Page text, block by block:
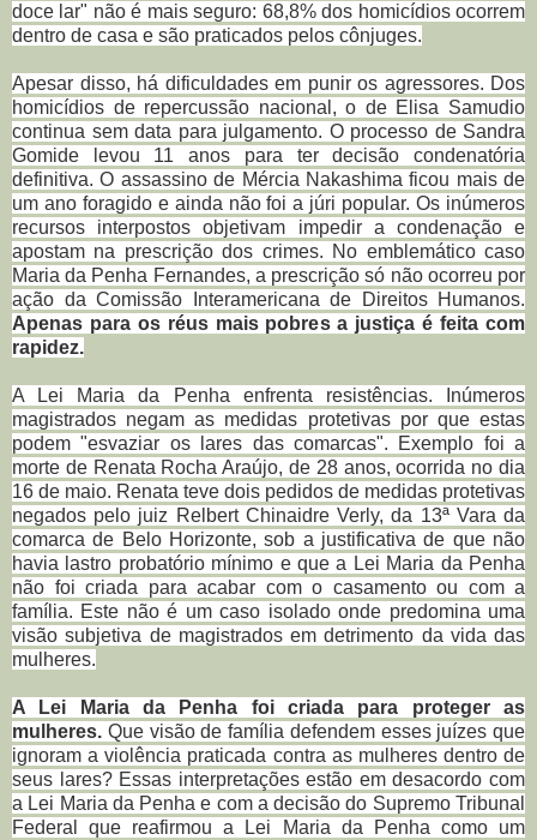
doce lar" não é mais seguro: 68,8% dos homicídios ocorrem
dentro de casa e são praticados pelos cônjuges.
Apesar disso, há dificuldades em punir os agressores. Dos
homicídios de repercussão nacional, o de Elisa Samudio
continua sem data para julgamento. O processo de Sandra
Gomide levou 11 anos para ter decisão condenatória
definitiva. O assassino de Mércia Nakashima ficou mais de
um ano foragido e ainda não foi a júri popular. Os inúmeros
recursos interpostos objetivam impedir a condenação e
apostam na prescrição dos crimes. No emblemático caso
Maria da Penha Fernandes, a prescrição só não ocorreu por
ação da Comissão Interamericana de Direitos Humanos.
Apenas para os réus mais pobres a justiça é feita com
rapidez.
A Lei Maria da Penha enfrenta resistências. Inúmeros
magistrados negam as medidas protetivas por que estas
podem "esvaziar os lares das comarcas". Exemplo foi a
morte de Renata Rocha Araújo, de 28 anos, ocorrida no dia
16 de maio. Renata teve dois pedidos de medidas protetivas
negados pelo juiz Relbert Chinaidre Verly, da 13ª Vara da
comarca de Belo Horizonte, sob a justificativa de que não
havia lastro probatório mínimo e que a Lei Maria da Penha
não foi criada para acabar com o casamento ou com a
família. Este não é um caso isolado onde predomina uma
visão subjetiva de magistrados em detrimento da vida das
mulheres.
A Lei Maria da Penha foi criada para proteger as
mulheres. Que visão de família defendem esses juízes que
ignoram a violência praticada contra as mulheres dentro de
seus lares? Essas interpretações estão em desacordo com
a Lei Maria da Penha e com a decisão do Supremo Tribunal
Federal que reafirmou a Lei Maria da Penha como um